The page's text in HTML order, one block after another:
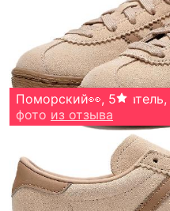
Анонимный покупатель,
фото из отзыва
Поморский👀, 5
фото из отзыва